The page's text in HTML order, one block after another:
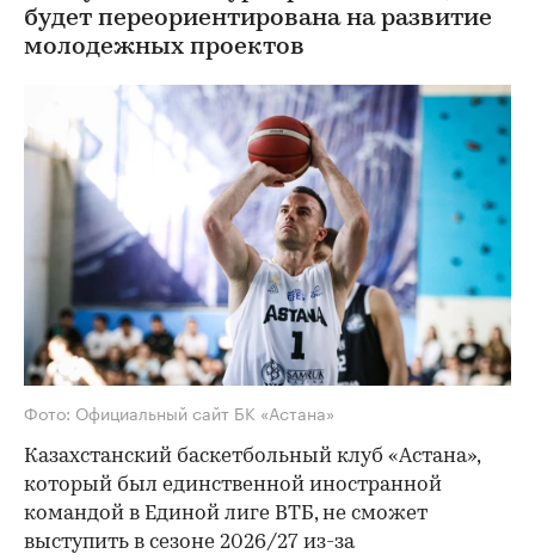
будет переориентирована на развитие
молодежных проектов
Фото: Официальный сайт БК «‎Астана»
Казахстанский баскетбольный клуб «Астана»,
который был единственной иностранной
командой в Единой лиге ВТБ, не сможет
выступить в сезоне 2026/27 из-за